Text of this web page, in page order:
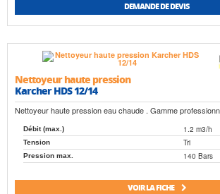
DEMANDE DE DEVIS
Nettoyeur haute pression
Karcher HDS 12/14
Nettoyeur haute pression eau chaude . Gamme
Débit (max.) 1.2 m3/h
Tension Tri
Pression max. 140 Bars
VOIR LA FICHE